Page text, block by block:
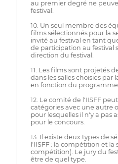
au premier degré ne
festival.
10. Un seul membre des
films sélectionnés pour la
invité au festival en tant
de participation au festival
direction du festival.
11. Les films sont projetés
dans les salles choisies par
en fonction du
12. Le comité de l'IISFF
catégories avec une autre
pour lesquelles il n'y a pas
pour le concours.
13. Il existe deux types de
l'IISFF : la compétition et
compétition). Le jury du
être de quel type.